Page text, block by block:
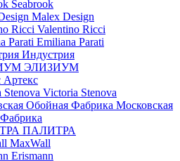
Seabrook
Malex Design
Valentino Ricci
Emiliana Parati
Индустрия
ЭЛИЗИУМ
Артекс
Victoria Stenova
Московская
ПАЛИТРА
MaxWall
Erismann